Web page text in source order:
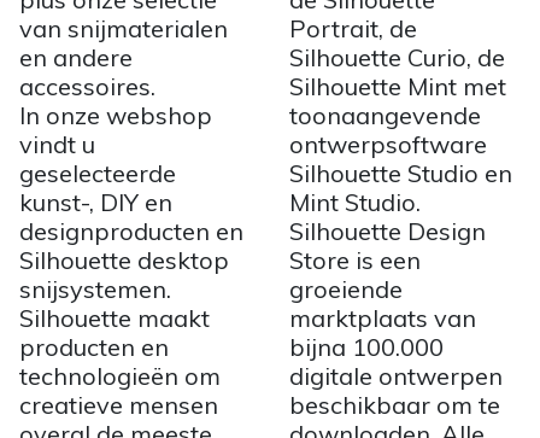
van snijmaterialen
en andere
accessoires.
In onze webshop
vindt u
geselecteerde
kunst-, DIY en
designproducten en
Silhouette desktop
snijsystemen.
Silhouette maakt
producten en
technologieën om
creatieve mensen
Portrait, de
Silhouette Curio, de
Silhouette Mint met
toonaangevende
ontwerpsoftware
Silhouette Studio en
Mint Studio.
Silhouette Design
Store is een
groeiende
marktplaats van
bijna 100.000
digitale ontwerpen
beschikbaar om te